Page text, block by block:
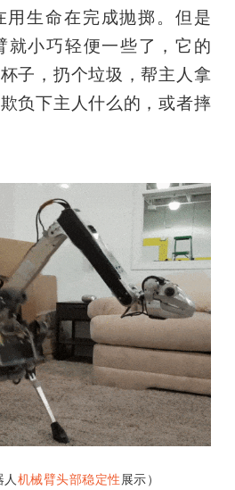
用生命在完成抛掷。但是
小巧轻便一些了，它的
子，扔个垃圾，帮主人拿
负下主人什么的，或者摔
人机械臂头部稳定性展示）